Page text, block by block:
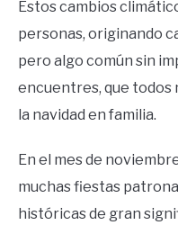
Estos cambios
personas, originando
pero algo común sin
encuentres, que todos
la navidad en familia.
En el mes de
muchas fiestas
históricas de gran